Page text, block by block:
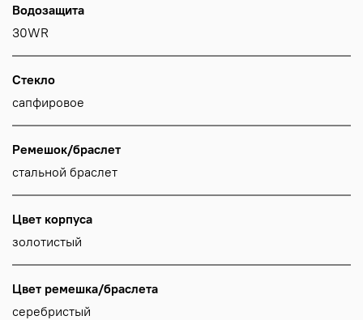
Водозащита
30WR
Стекло
сапфировое
Ремешок/браслет
стальной браслет
Цвет корпуса
золотистый
Цвет ремешка/браслета
серебристый